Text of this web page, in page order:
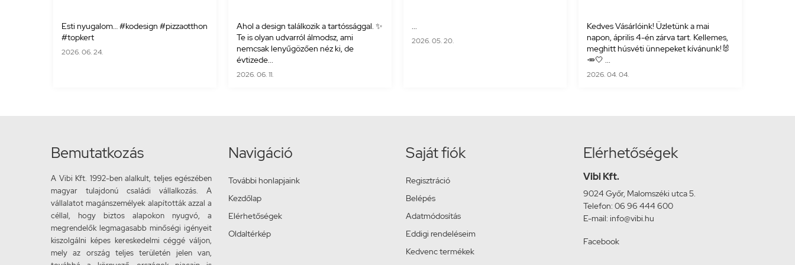
Esti nyugalom… #kodesign #pizzaotthon
#topkert
2026. 06. 24.
Ahol a design találkozik a tartóssággal. ✨
Te is olyan udvarról álmodsz, ami
nemcsak lenyűgözően néz ki, de
évtizede...
2026. 06. 11.
...
2026. 05. 20.
Kedves Vásárlóink! Üzletünk a mai
napon, április 4-én zárva tart. Kellemes,
meghitt húsvéti ünnepeket kívánunk!🐰
🥕🤍 ...
2026. 04. 04.
Bemutatkozás
A Vibi Kft. 1992-ben alalkult, teljes egészében
magyar tulajdonú családi vállalkozás. A
vállalatot magánszemélyek alapították azzal a
céllal, hogy biztos alapokon nyugvó, a
megrendelők legmagasabb minőségi igényeit
kiszolgálni képes kereskedelmi céggé váljon,
mely az ország teljes területén jelen van,
Navigáció
További honlapjaink
Kezdőlap
Elérhetőségek
Oldaltérkép
Saját fiók
Regisztráció
Belépés
Adatmódosítás
Eddigi rendeléseim
Kedvenc termékek
Elérhetőségek
Vibi Kft.
9024 Győr, Malomszéki utca 5.
Telefon: 06 96 444 600
E-mail: info@vibi.hu
Facebook